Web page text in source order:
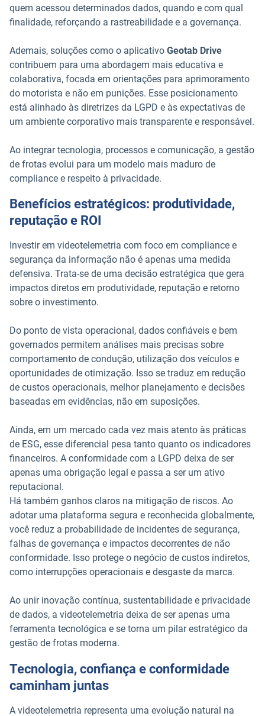
quem acessou determinados dados, quando e com qual
finalidade, reforçando a rastreabilidade e a governança.
Ademais, soluções como o aplicativo Geotab Drive
contribuem para uma abordagem mais educativa e
colaborativa, focada em orientações para aprimoramento
do motorista e não em punições. Esse posicionamento
está alinhado às diretrizes da LGPD e às expectativas de
um ambiente corporativo mais transparente e responsável.
Ao integrar tecnologia, processos e comunicação, a gestão
de frotas evolui para um modelo mais maduro de
compliance e respeito à privacidade.
Benefícios estratégicos: produtividade,
reputação e ROI
Investir em videotelemetria com foco em compliance e
segurança da informação não é apenas uma medida
defensiva. Trata-se de uma decisão estratégica que gera
impactos diretos em produtividade, reputação e retorno
sobre o investimento.
Do ponto de vista operacional, dados confiáveis e bem
governados permitem análises mais precisas sobre
comportamento de condução, utilização dos veículos e
oportunidades de otimização. Isso se traduz em redução
de custos operacionais, melhor planejamento e decisões
baseadas em evidências, não em suposições.
Ainda, em um mercado cada vez mais atento às práticas
de ESG, esse diferencial pesa tanto quanto os indicadores
financeiros. A conformidade com a LGPD deixa de ser
apenas uma obrigação legal e passa a ser um ativo
reputacional.
Há também ganhos claros na mitigação de riscos. Ao
adotar uma plataforma segura e reconhecida globalmente,
você reduz a probabilidade de incidentes de segurança,
falhas de governança e impactos decorrentes de não
conformidade. Isso protege o negócio de custos indiretos,
como interrupções operacionais e desgaste da marca.
Ao unir inovação contínua, sustentabilidade e privacidade
de dados, a videotelemetria deixa de ser apenas uma
ferramenta tecnológica e se torna um pilar estratégico da
gestão de frotas moderna.
Tecnologia, confiança e conformidade
caminham juntas
A videotelemetria representa uma evolução natural na